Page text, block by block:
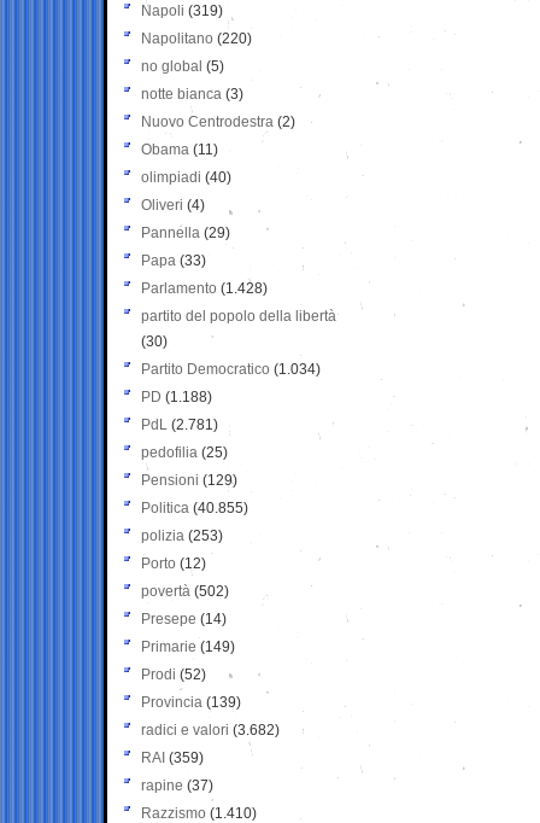
Napoli (319)
Napolitano (220)
no global (5)
notte bianca (3)
Nuovo Centrodestra (2)
Obama (11)
olimpiadi (40)
Oliveri (4)
Pannella (29)
Papa (33)
Parlamento (1.428)
partito del popolo della libertà
(30)
Partito Democratico (1.034)
PD (1.188)
PdL (2.781)
pedofilia (25)
Pensioni (129)
Politica (40.855)
polizia (253)
Porto (12)
povertà (502)
Presepe (14)
Primarie (149)
Prodi (52)
Provincia (139)
radici e valori (3.682)
RAI (359)
rapine (37)
Razzismo (1.410)